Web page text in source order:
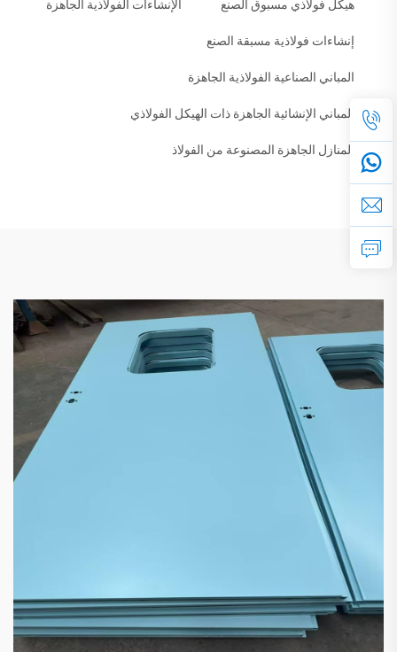
هيكل فولاذي مسبوق الصنع الإنشاءات الفولاذية الجاهزة
إنشاءات فولاذية مسبقة الصنع
المباني الصناعية الفولاذية الجاهزة
المباني الإنشائية الجاهزة ذات الهيكل الفولاذي
المنازل الجاهزة المصنوعة من الفولاذ